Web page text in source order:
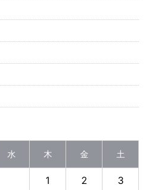
水 木 金 土
1 2 3